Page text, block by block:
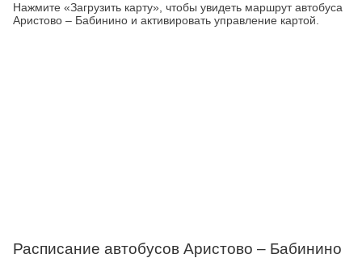
Нажмите «Загрузить карту», чтобы увидеть маршрут автобуса
Аристово – Бабинино и активировать управление картой.
Расписание автобусов Аристово – Бабинино